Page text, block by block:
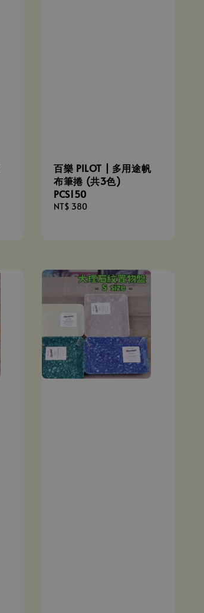
百樂 PILOT | 多用途帆
布筆捲 (共3色)
PCS150
Regular
NT$ 380